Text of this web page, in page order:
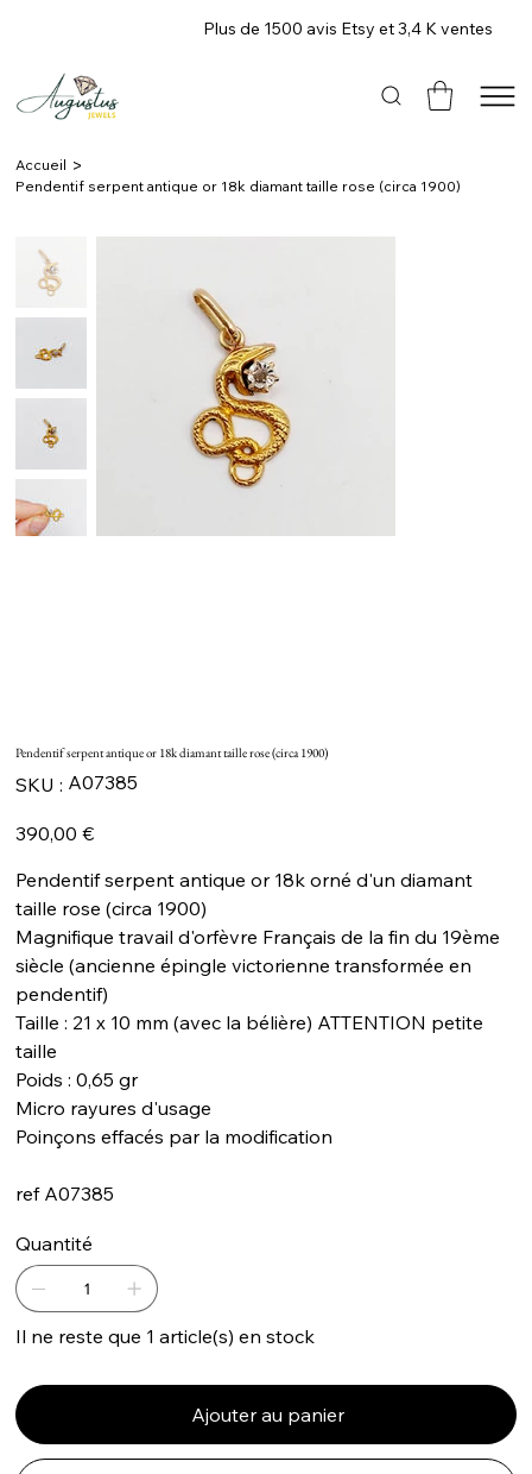
Plus de 1500 avis Etsy et 3,4 K ventes
Accueil >
Pendentif serpent antique or 18k diamant taille rose (circa 1900)
Pendentif serpent antique or 18k diamant taille rose (circa 1900)
SKU :
SKU
A07385
A07385
390,00 €
Pendentif serpent antique or 18k orné d'un diamant
taille rose (circa 1900)
Magnifique travail d'orfèvre Français de la fin du 19ème
siècle (ancienne épingle victorienne transformée en
pendentif)
Taille : 21 x 10 mm (avec la bélière) ATTENTION petite
taille
Poids : 0,65 gr
Micro rayures d'usage
Poinçons effacés par la modification
ref A07385
Quantité
Il ne reste que 1 article(s) en stock
Ajouter au panier